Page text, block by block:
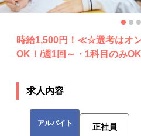
時給1,500円！≪☆選考はオ
OK！/週1回～・1科目のみ
求人内容
アルバイト 正社員